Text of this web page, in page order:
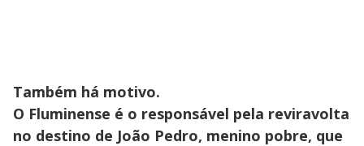
Também há motivo.
O Fluminense é o responsável pela reviravolta
no destino de João Pedro, menino pobre, que